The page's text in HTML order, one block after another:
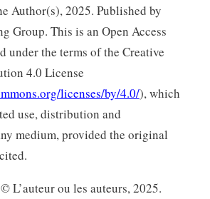
Author(s), 2025. Published by
Group. This is an Open Access
under the terms of the Creative
4.0 License
licenses/by/4.0/), which
use, distribution and
medium, provided the original
© L’auteur ou les auteurs, 2025.